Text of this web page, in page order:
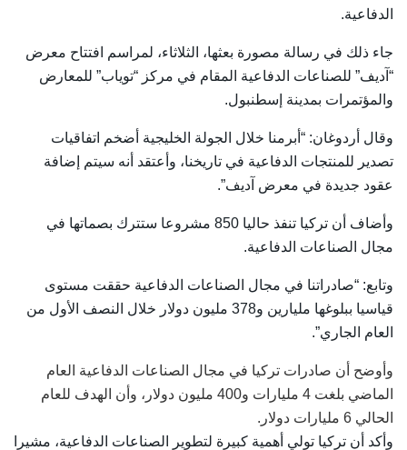
الدفاعية.
جاء ذلك في رسالة مصورة بعثها، الثلاثاء، لمراسم افتتاح معرض
“آديف” للصناعات الدفاعية المقام في مركز “توياب” للمعارض
والمؤتمرات بمدينة إسطنبول.
وقال أردوغان: “أبرمنا خلال الجولة الخليجية أضخم اتفاقيات
تصدير للمنتجات الدفاعية في تاريخنا، وأعتقد أنه سيتم إضافة
عقود جديدة في معرض آديف”.
وأضاف أن تركيا تنفذ حاليا 850 مشروعا ستترك بصماتها في
مجال الصناعات الدفاعية.
وتابع: “صادراتنا في مجال الصناعات الدفاعية حققت مستوى
قياسيا ببلوغها مليارين و378 مليون دولار خلال النصف الأول من
العام الجاري”.
وأوضح أن صادرات تركيا في مجال الصناعات الدفاعية العام
الماضي بلغت 4 مليارات و400 مليون دولار، وأن الهدف للعام
الحالي 6 مليارات دولار.
وأكد أن تركيا تولي أهمية كبيرة لتطوير الصناعات الدفاعية، مشيرا